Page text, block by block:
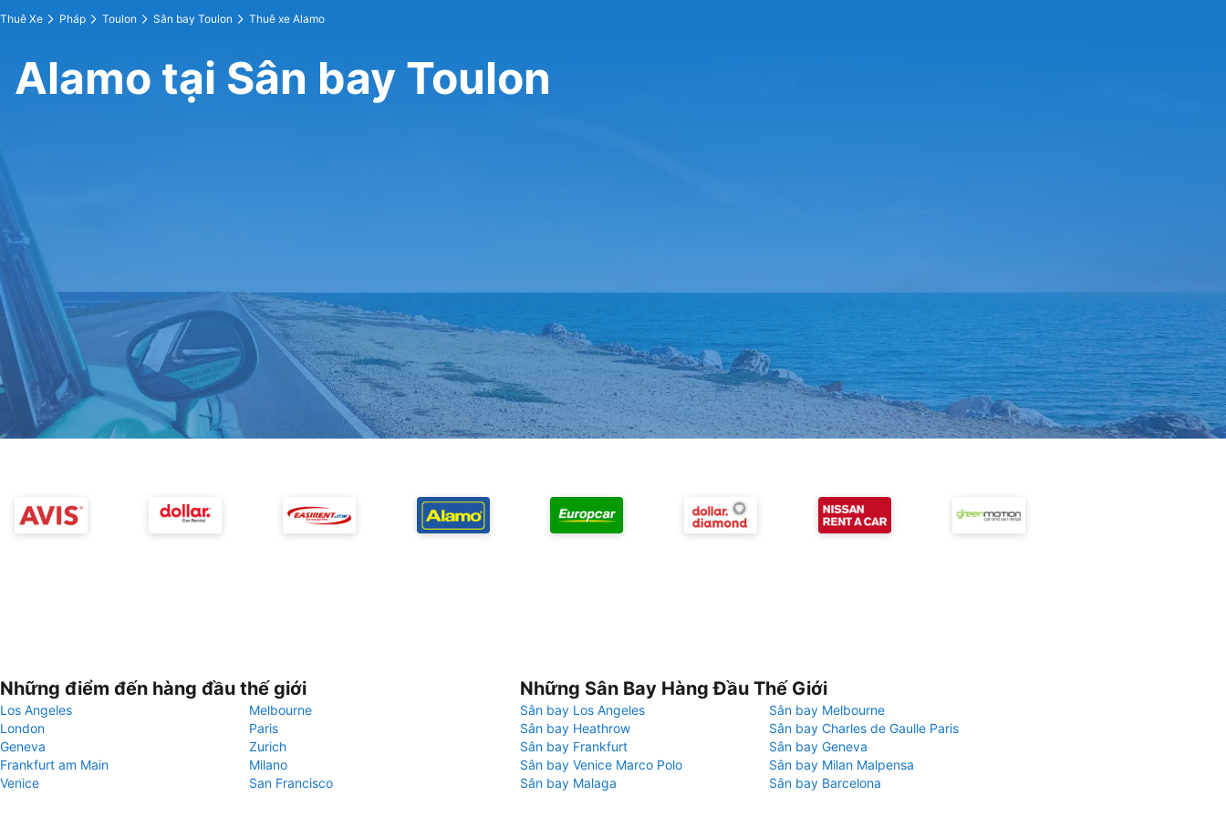
Thuê Xe Pháp Toulon Sân bay Toulon Thuê xe Alamo
Alamo tại Sân bay Toulon
Những điểm đến hàng đầu thế giới
Los Angeles
Melbourne
London
Paris
Geneva
Zurich
Frankfurt am Main
Milano
Venice
San Francisco
Những Sân Bay Hàng Đầu Thế Giới
Sân bay Los Angeles
Sân bay Melbourne
Sân bay Heathrow
Sân bay Charles de Gaulle Paris
Sân bay Frankfurt
Sân bay Geneva
Sân bay Venice Marco Polo
Sân bay Milan Malpensa
Sân bay Malaga
Sân bay Barcelona